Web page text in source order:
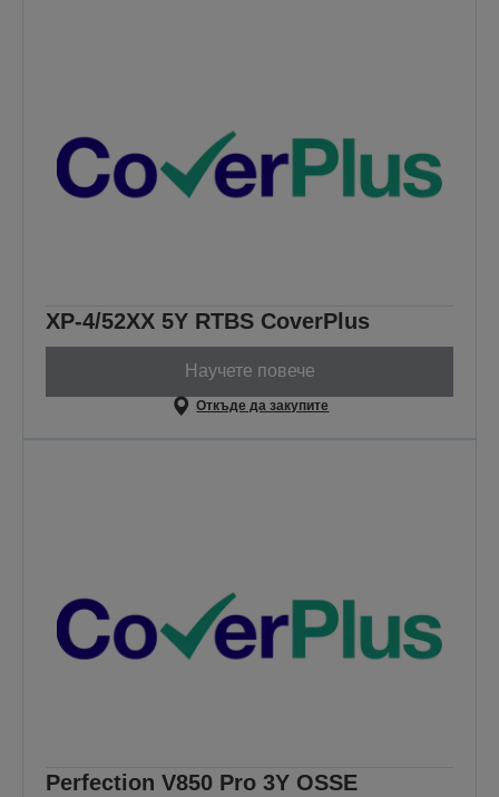
XP-4/52XX 5Y RTBS CoverPlus
Научете повече
Откъде да закупите
Perfection V850 Pro 3Y OSSE